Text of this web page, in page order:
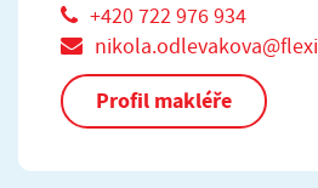
+420 722 976 934
Profil makléře